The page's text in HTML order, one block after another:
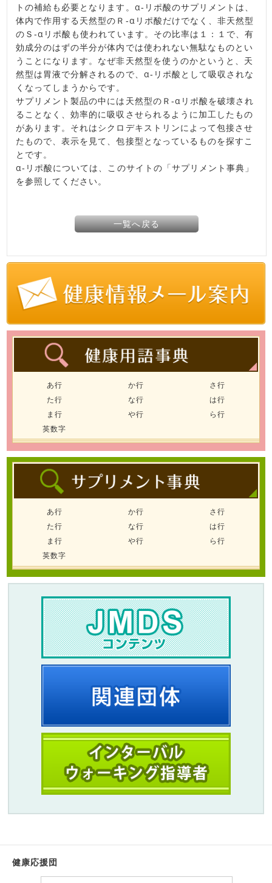
トの補給も必要となります。α‐リポ酸のサプリメントは、
体内で作用する天然型のＲ‐αリポ酸だけでなく、非天然型
のＳ‐αリポ酸も使われています。その比率は１：１で、有
効成分のはずの半分が体内では使われない無駄なものとい
うことになります。なぜ非天然型を使うのかというと、天
然型は胃液で分解されるので、α‐リポ酸として吸収されな
くなってしまうからです。
サプリメント製品の中には天然型のＲ‐αリポ酸を破壊され
ることなく、効率的に吸収させられるように加工したもの
があります。それはシクロデキストリンによって包接させ
たもので、表示を見て、包接型となっているものを探すこ
とです。
α‐リポ酸については、このサイトの「サプリメント事典」
を参照してください。
一覧へ戻る
あ行 か行
さ行
た行
な行
は行
ま行
や行
ら行
英数字
あ行 か行
さ行
た行
な行
は行
ま行
や行
ら行
英数字
健康応援団